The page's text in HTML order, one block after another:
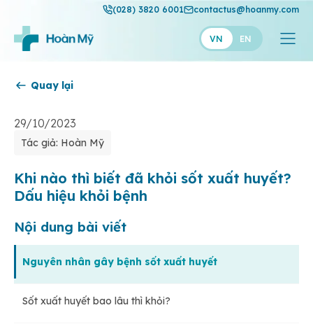
(028) 3820 6001 contactus@hoanmy.com
VN EN
Thuận Mỹ
Quay lại
29/10/2023
Tác giả: Hoàn Mỹ
Khi nào thì biết đã khỏi sốt xuất huyết?
Dấu hiệu khỏi bệnh
Nội dung bài viết
Nguyên nhân gây bệnh sốt xuất huyết
Sốt xuất huyết bao lâu thì khỏi?